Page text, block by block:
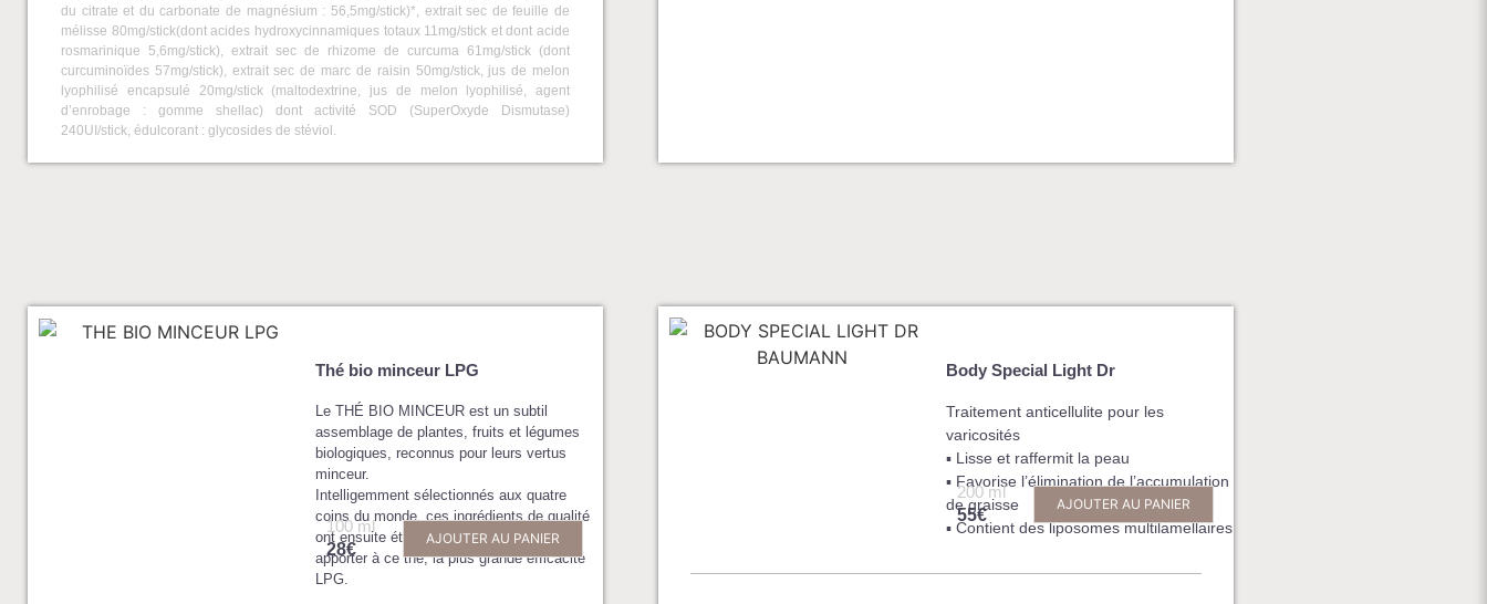
du citrate et du carbonate de magnésium : 56,5mg/stick)*, extrait sec de feuille de
mélisse 80mg/stick(dont acides hydroxycinnamiques totaux 11mg/stick et dont acide
rosmarinique 5,6mg/stick), extrait sec de rhizome de curcuma 61mg/stick (dont
curcuminoïdes 57mg/stick), extrait sec de marc de raisin 50mg/stick, jus de melon
lyophilisé encapsulé 20mg/stick (maltodextrine, jus de melon lyophilisé, agent
d’enrobage : gomme shellac) dont activité SOD (SuperOxyde Dismutase)
240UI/stick, édulcorant : glycosides de stéviol.
Thé bio minceur LPG
Le THÉ BIO MINCEUR est un subtil
assemblage de plantes, fruits et légumes
biologiques, reconnus pour leurs vertus
minceur.
Intelligemment sélectionnés aux quatre
coins du monde, ces ingrédients de qualité
ont ensuite été parfaitement dosés pour
apporter à ce thé, la plus grande efficacité
LPG.
100 ml
28€
AJOUTER AU PANIER
Body Special Light Dr
Traitement anticellulite pour les
varicosités
▪ Lisse et raffermit la peau
▪ Favorise l’élimination de l’accumulation
de graisse
▪ Contient des liposomes multilamellaires
200 ml
55€
AJOUTER AU PANIER